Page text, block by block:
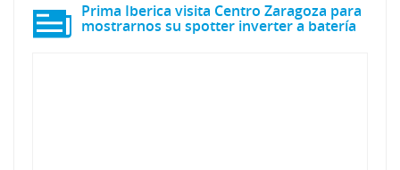
Prima Iberica visita Centro Zaragoza para
mostrarnos su spotter inverter a batería